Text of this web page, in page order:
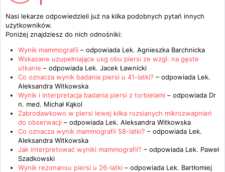
Nasi lekarze odpowiedzieli już na kilka podobnych pytań innych
użytkowników.
Poniżej znajdziesz do nich odnośniki:
Wynik mammografii – odpowiada Lek. Agnieszka Barchnicka
Wskazane uzupełniające usg obu piersi ze wzgl. na gęste
utkanie – odpowiada Lek. Jacek Ławnicki
Co oznacza wynik badania piersi u 41-latki? – odpowiada Lek.
Aleksandra Witkowska
Wynik i interpretacja badania piersi z torbielami – odpowiada Dr
n. med. Michał Kąkol
Zabrodawkowo w piersi lewej kilka rozsianych mikrozwapnień
do obserwacji – odpowiada Lek. Aleksandra Witkowska
Co oznacza wynik mammografii 58-latki? – odpowiada Lek.
Aleksandra Witkowska
Jak interpretować wyniki mammografii? – odpowiada Lek. Paweł
Szadkowski
Wynik rezonansu piersi u 26-latki – odpowiada Lek. Bartłomiej